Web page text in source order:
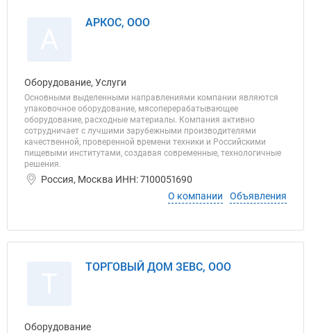
АРКОС, ООО
Оборудование, Услуги
Основными выделенными направлениями компании являются
упаковочное оборудование, мясоперерабатывающее
оборудование, расходные материалы. Компания активно
сотрудничает с лучшими зарубежными производителями
качественной, проверенной времени техники и Российскими
пищевыми институтами, создавая современные, технологичные
решения.
Россия, Москва ИНН: 7100051690
О компании
Объявления
ТОРГОВЫЙ ДОМ ЗЕВС, ООО
Оборудование